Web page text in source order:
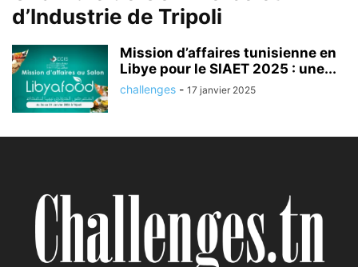
d’Industrie de Tripoli
Mission d’affaires tunisienne en
Libye pour le SIAET 2025 : une...
challenges - 17 janvier 2025